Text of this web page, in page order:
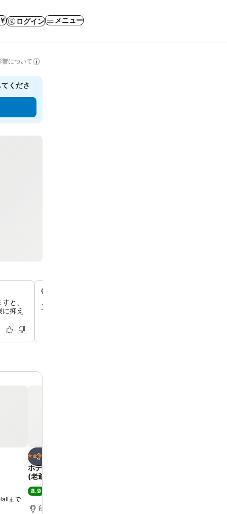
ログイン メニュー
について
くださ
と、
抑え
毎日のハウスキーピングサービス
ご滞在中、毎日ハウスキーピングを行っておりますので
で整頓された空間でお過ごしいただけます。
まで
シェア
5 ホテルのランク
ホテル ロイヤル ニッコー タイペイ
(老爺大酒店)
8.9
台北, 街の中心まで0.9 km